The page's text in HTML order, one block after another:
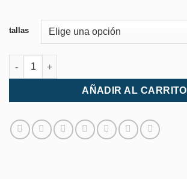
tallas
Bianchi Oltre Comp 105 DI2 12S cantidad
AÑADIR AL CARRITO